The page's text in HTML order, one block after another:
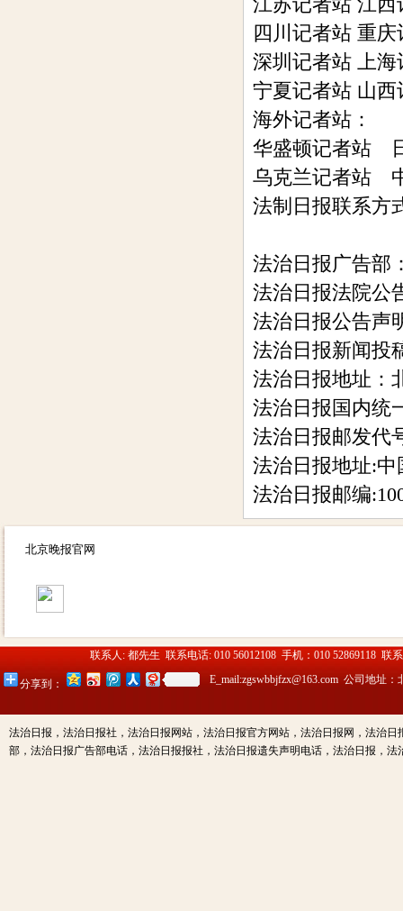
四川记者站 重
深圳记者站 上
宁夏记者站 山西
海外记者站：
华盛顿记者站
乌克兰记者站
法制日报联系方
法治日报广告部
法治日报法院公
法治日报公告声
法治日报新闻投
法治日报地址：
法治日报国内统
法治日报邮发代
法治日报地址:
法治日报邮编
北京晚报官网
联系人: 都先生 联系电话: 010 56012108 手机：010 52869118 联
E_mail:zgswbbjfzx@163.com 公司地址
分享到：
法治日报，法治日报社，法治日报网站，法治日报官方网站，法治日报网，法治
部，法治日报广告部电话，法治日报报社，法治日报遗失声明电话，法治日报，法